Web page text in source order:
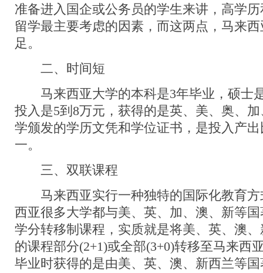
准备进入国企或公务员的学生来讲，高学
留学最主要考虑的因素，而这两点，马来
足。
二、时间短
马来西亚大学的本科是3年毕业，硕士
投入是5到8万元，获得的是英、美、奥、
学颁发的学历文凭和学位证书，是投入产
一。
三、双联课程
马来西亚实行一种独特的国际化教育方
西亚很多大学都与美、英、加、澳、新等
学分转移制课程，实质就是将美、英、澳
的课程部分(2+1)或全部(3+0)转移至马来西
毕业时获得的是由美、英、澳、新西兰等